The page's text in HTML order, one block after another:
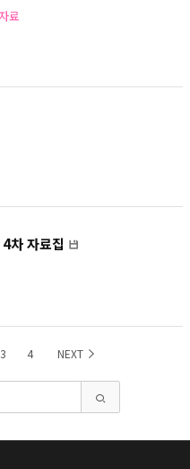
료
차 자료집
3 4 NEXT